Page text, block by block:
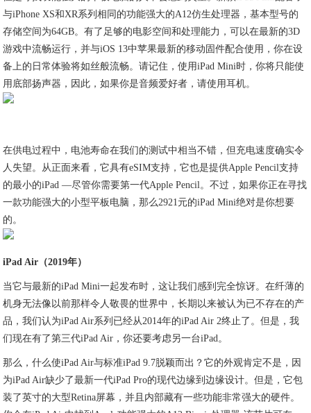
与iPhone XS和XR系列相同的功能强大的A12仿生处理器，基本型号的
存储空间为64GB。有了足够的电影空间和处理能力，可以在最新的3D
游戏中流畅运行，并与iOS 13中苹果最新的移动固件配合使用，你在设
备上的日常体验将如丝般流畅。请记住，使用iPad Mini时，你将只能使
用底部扬声器，因此，如果你是音频爱好者，请使用耳机。
在供电过程中，电池寿命在我们的测试中相当不错，但充电速度确实令
人失望。从正面来看，它具有eSIM支持，它也是提供Apple Pencil支持
的最小的iPad —尽管你需要第一代Apple Pencil。不过，如果你正在寻找
一款功能强大的小型平板电脑，那么2921元的iPad Mini绝对是你想要
的。
iPad Air（2019年）
当它与最新的iPad Mini一起发布时，这让我们感到完全惊讶。在纤薄的
机身无法像以前那样令人敬畏的世界中，长期以来被认为已不存在的产
品，我们认为iPad Air系列已经从2014年的iPad Air 2终止了。但是，我
们现在有了第三代iPad Air，你还要考虑另一台iPad。
那么，什么使iPad Air与标准iPad 9.7脱颖而出？它的外观肯定不是，因
为iPad Air缺少了最新一代iPad Pro的现代边缘到边缘设计。但是，它包
装了英寸的大型Retina屏幕，并且内部藏有一些功能非常强大的硬件。